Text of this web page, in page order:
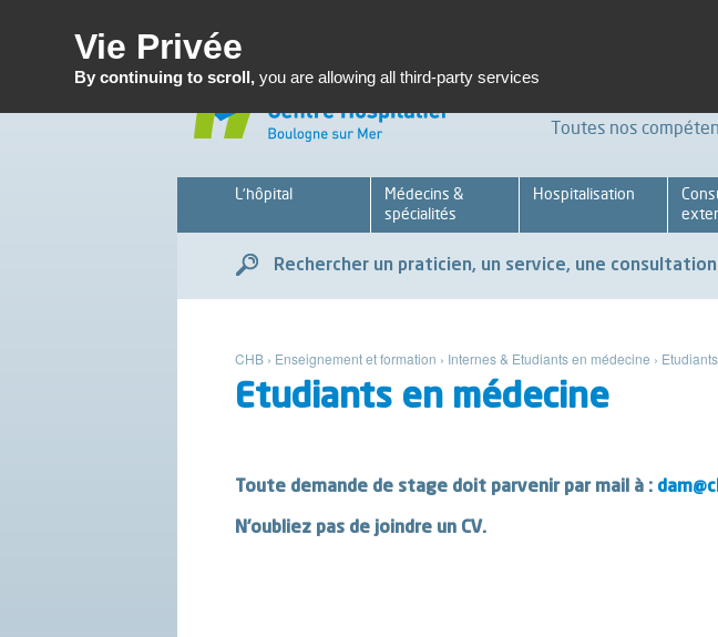
Toutes nos
L’hôpital
Médecins &
spécialités
Hospitalisation
Rechercher un praticien, un service, une
CHB › Enseignement et formation › Internes & Etudiants en médecine ›
Etudiants en médecine
Toute demande de stage doit parvenir par mail à :
N’oubliez pas de joindre un CV.
Vie Privée
By continuing to scroll, you are allowing all third-party services